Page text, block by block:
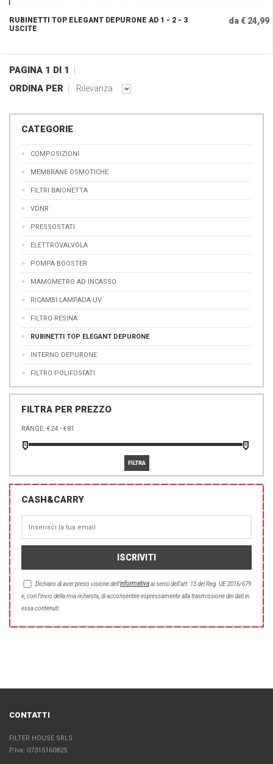
RUBINETTI TOP ELEGANT DEPURONE AD 1 - 2 - 3
USCITE
da € 24,99
PAGINA 1 DI 1
ORDINA PER
Rilevanza
CATEGORIE
COMPOSIZIONI
MEMBRANE OSMOTICHE
FILTRI BAIONETTA
VDNR
PRESSOSTATI
ELETTROVALVOLA
POMPA BOOSTER
MAMOMETRO AD INCASSO
RICAMBI LAMPADA UV
FILTRO RESINA
RUBINETTI TOP ELEGANT DEPURONE
INTERNO DEPURONE
FILTRO POLIFOSFATI
FILTRA PER PREZZO
RANGE:
CASH&CARRY
Dichiaro di aver preso visione dell'informativaai sensi dell’art. 13 del Reg. UE 2016/679
e, con l’invio della mia richiesta, di acconsentire espressamente alla trasmissione dei dati in
essa contenuti.
CONTATTI
FILTER HOUSE SRLS
P.Iva: 07315160825